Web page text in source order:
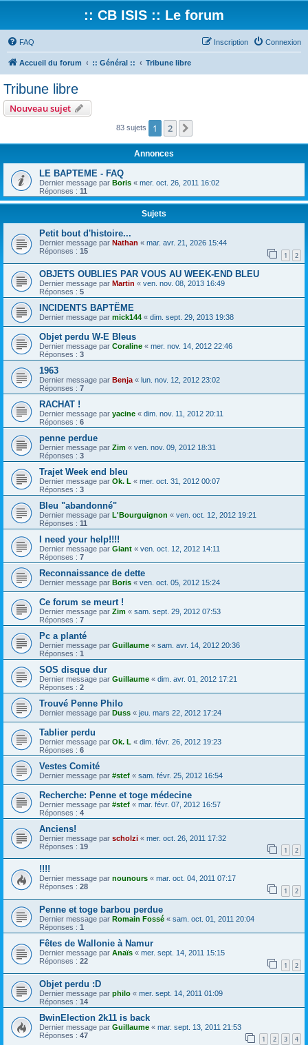
:: CB ISIS :: Le forum
FAQ Connexion
Inscription
Accueil du forum :: Général :: Tribune libre
Tribune libre
Nouveau sujet
83 sujets 1 2
Annonces
LE BAPTEME - FAQ
Dernier message par Boris « mer. oct. 26, 2011 16:02
Réponses : 11
Sujets
Petit bout d'histoire...
Dernier message par Nathan « mar. avr. 21, 2026 15:44
Réponses : 15 1 2
OBJETS OUBLIES PAR VOUS AU WEEK-END BLEU
Dernier message par Martin « ven. nov. 08, 2013 16:49
Réponses : 5
INCIDENTS BAPTËME
Dernier message par mick144 « dim. sept. 29, 2013 19:38
Objet perdu W-E Bleus
Dernier message par Coraline « mer. nov. 14, 2012 22:46
Réponses : 3
1963
Dernier message par Benja « lun. nov. 12, 2012 23:02
Réponses : 7
RACHAT !
Dernier message par yacine « dim. nov. 11, 2012 20:11
Réponses : 6
penne perdue
Dernier message par Zim « ven. nov. 09, 2012 18:31
Réponses : 3
Trajet Week end bleu
Dernier message par Ok. L « mer. oct. 31, 2012 00:07
Réponses : 3
Bleu "abandonné"
Dernier message par L'Bourguignon « ven. oct. 12, 2012 19:21
Réponses : 11
I need your help!!!!
Dernier message par Giant « ven. oct. 12, 2012 14:11
Réponses : 7
Reconnaissance de dette
Dernier message par Boris « ven. oct. 05, 2012 15:24
Ce forum se meurt !
Dernier message par Zim « sam. sept. 29, 2012 07:53
Réponses : 7
Pc a planté
Dernier message par Guillaume « sam. avr. 14, 2012 20:36
Réponses : 1
SOS disque dur
Dernier message par Guillaume « dim. avr. 01, 2012 17:21
Réponses : 2
Trouvé Penne Philo
Dernier message par Duss « jeu. mars 22, 2012 17:24
Tablier perdu
Dernier message par Ok. L « dim. févr. 26, 2012 19:23
Réponses : 6
Vestes Comité
Dernier message par #stef « sam. févr. 25, 2012 16:54
Recherche: Penne et toge médecine
Dernier message par #stef « mar. févr. 07, 2012 16:57
Réponses : 4
Anciens!
Dernier message par scholzi « mer. oct. 26, 2011 17:32
Réponses : 19 1 2
!!!!
Dernier message par nounours « mar. oct. 04, 2011 07:17
Réponses : 28 1 2
Penne et toge barbou perdue
Dernier message par Romain Fossé « sam. oct. 01, 2011 20:04
Réponses : 1
Fêtes de Wallonie à Namur
Dernier message par Anaïs « mer. sept. 14, 2011 15:15
Réponses : 22 1 2
Objet perdu :D
Dernier message par philo « mer. sept. 14, 2011 01:09
Réponses : 14
BwinElection 2k11 is back
Dernier message par Guillaume « mar. sept. 13, 2011 21:53
Réponses : 47 1 2 3 4